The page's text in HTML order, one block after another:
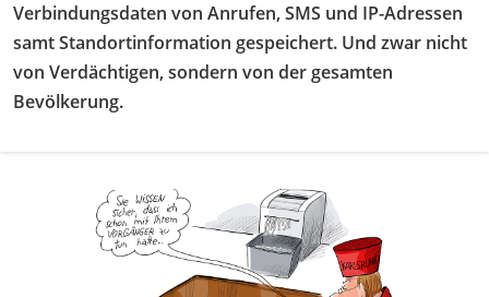
Verbindungsdaten von Anrufen, SMS und IP-Adressen
samt Standortinformation gespeichert. Und zwar nicht
von Verdächtigen, sondern von der gesamten
Bevölkerung.